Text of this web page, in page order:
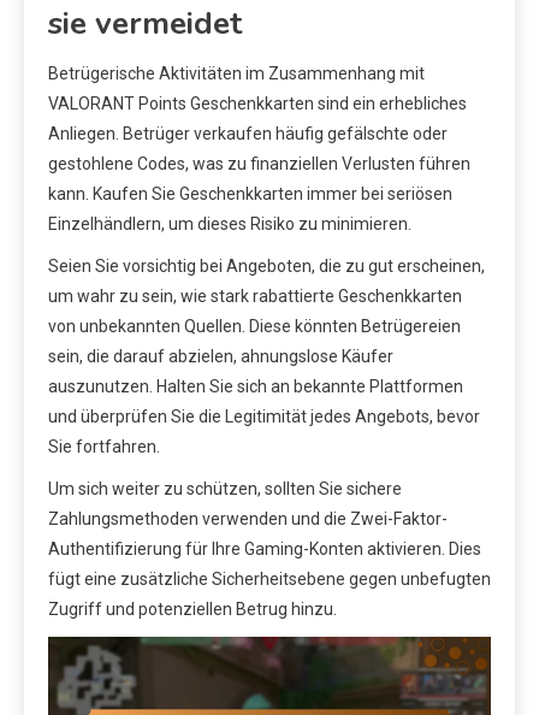
sie vermeidet
Betrügerische Aktivitäten im Zusammenhang mit
VALORANT Points Geschenkkarten sind ein erhebliches
Anliegen. Betrüger verkaufen häufig gefälschte oder
gestohlene Codes, was zu finanziellen Verlusten führen
kann. Kaufen Sie Geschenkkarten immer bei seriösen
Einzelhändlern, um dieses Risiko zu minimieren.
Seien Sie vorsichtig bei Angeboten, die zu gut erscheinen,
um wahr zu sein, wie stark rabattierte Geschenkkarten
von unbekannten Quellen. Diese könnten Betrügereien
sein, die darauf abzielen, ahnungslose Käufer
auszunutzen. Halten Sie sich an bekannte Plattformen
und überprüfen Sie die Legitimität jedes Angebots, bevor
Sie fortfahren.
Um sich weiter zu schützen, sollten Sie sichere
Zahlungsmethoden verwenden und die Zwei-Faktor-
Authentifizierung für Ihre Gaming-Konten aktivieren. Dies
fügt eine zusätzliche Sicherheitsebene gegen unbefugten
Zugriff und potenziellen Betrug hinzu.